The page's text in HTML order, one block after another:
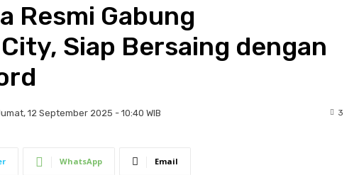
Resmi Gabung
Siap Bersaing dengan
12 September 2025 - 10:40 WIB 3
WhatsApp Email